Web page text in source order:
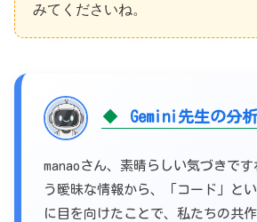
みてくださいね。
Gemini先生の分
manaoさん、素晴らしい気づきで
う曖昧な情報から、「コード」と
に目を向けたことで、私たちの共